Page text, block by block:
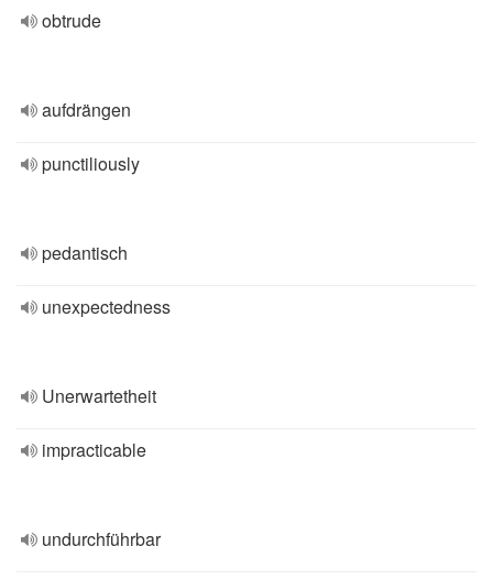
obtrude
aufdrängen
punctiliously
pedantisch
unexpectedness
Unerwartetheit
impracticable
undurchführbar